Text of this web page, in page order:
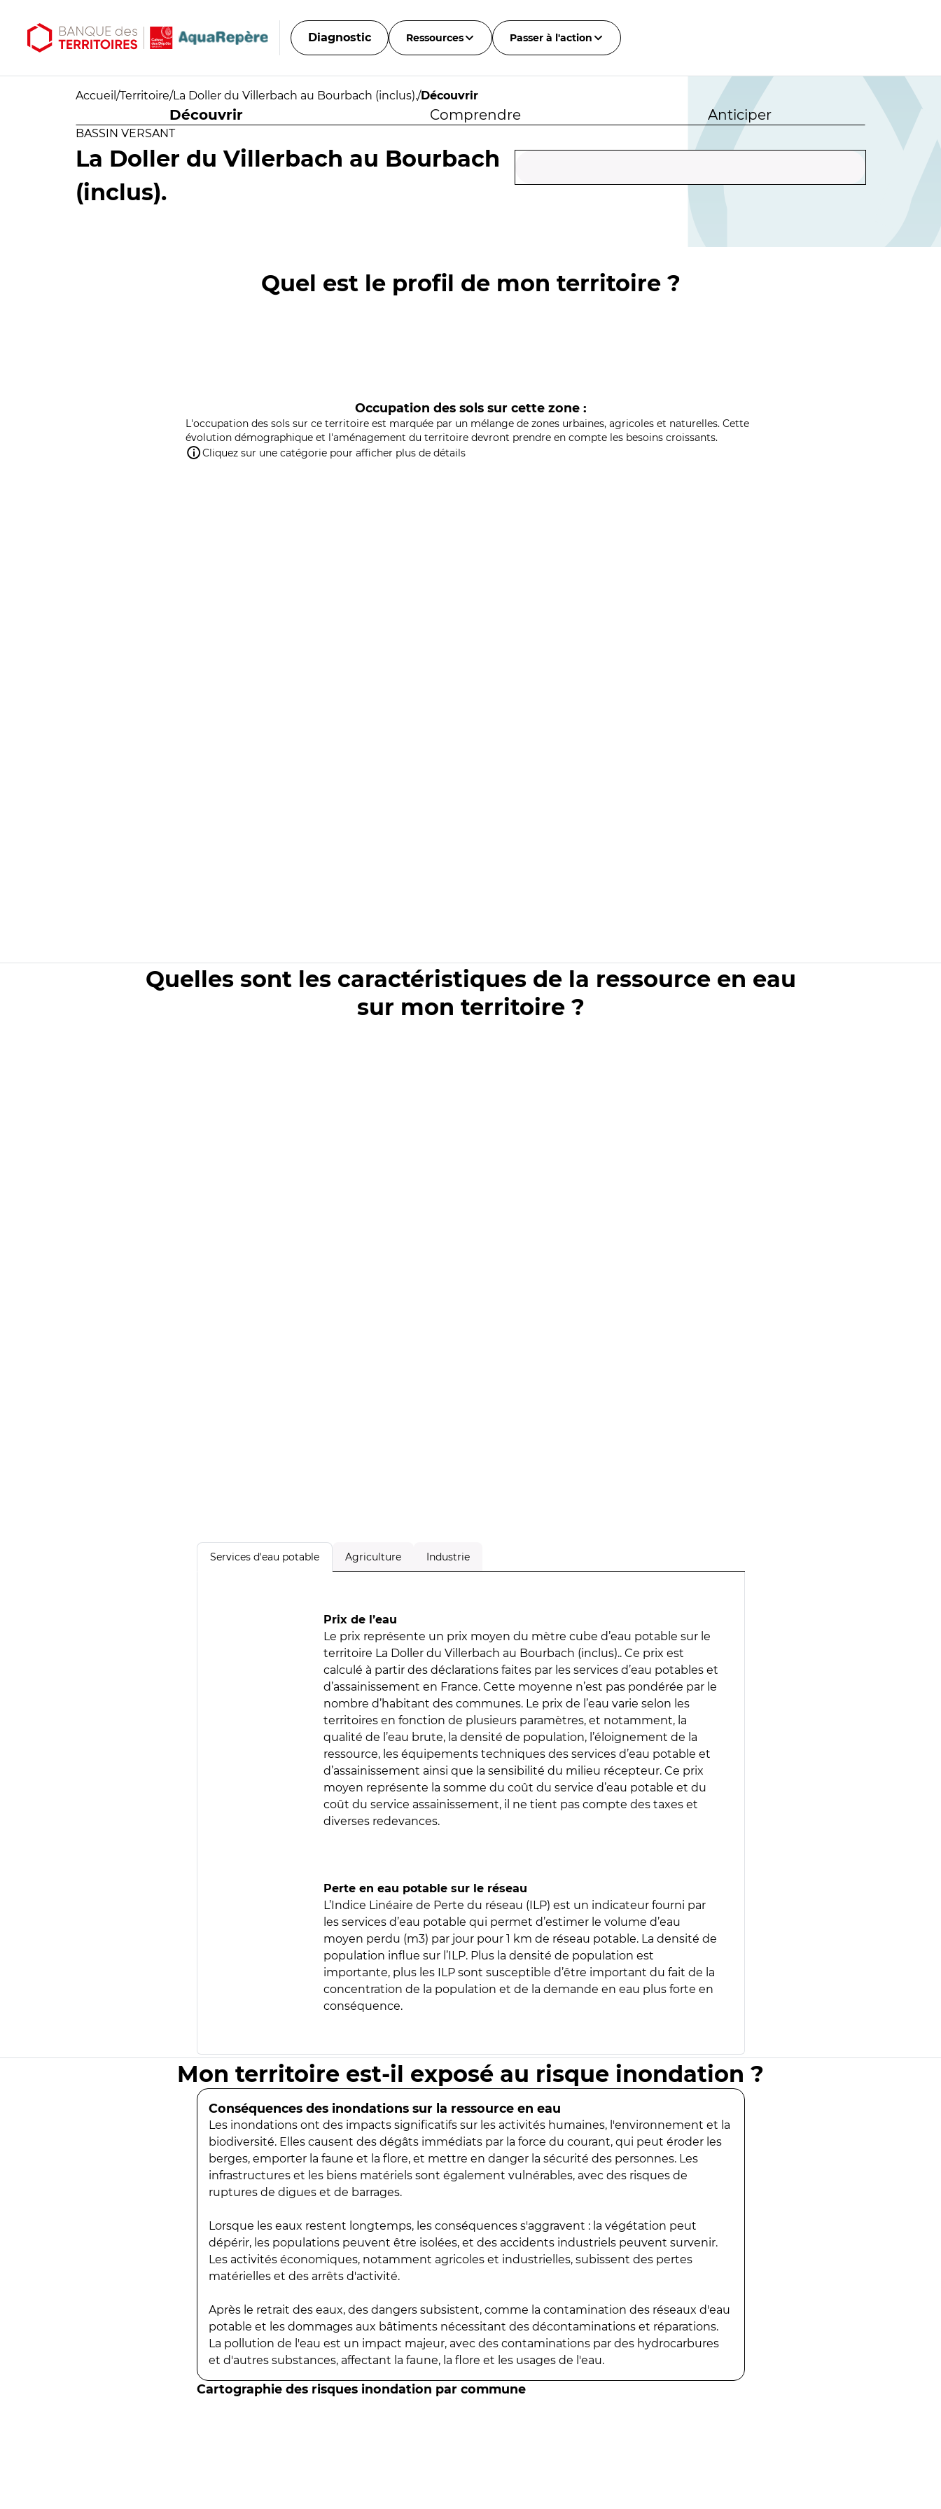
Diagnostic Ressources Passer à l'action
Accueil /Territoire/La Doller du Villerbach au Bourbach (inclus)./Découvrir
Découvrir Comprendre Anticiper
BASSIN VERSANT
La Doller du Villerbach au Bourbach
(inclus).
Quel est le profil de mon territoire ?
Occupation des sols sur cette zone :
L'occupation des sols sur ce territoire est marquée par un mélange de zones urbaines, agricoles et naturelles. Cette
évolution démographique et l'aménagement du territoire devront prendre en compte les besoins croissants.
Cliquez sur une catégorie pour afficher plus de détails
Quelles sont les caractéristiques de la ressource en eau
sur mon territoire ?
Services d'eau potable Agriculture Industrie
Prix de l’eau
Le prix représente un prix moyen du mètre cube d’eau potable sur le
territoire La Doller du Villerbach au Bourbach (inclus).. Ce prix est
calculé à partir des déclarations faites par les services d’eau potables et
d’assainissement en France. Cette moyenne n’est pas pondérée par le
nombre d’habitant des communes. Le prix de l’eau varie selon les
territoires en fonction de plusieurs paramètres, et notamment, la
qualité de l’eau brute, la densité de population, l’éloignement de la
ressource, les équipements techniques des services d’eau potable et
d’assainissement ainsi que la sensibilité du milieu récepteur. Ce prix
moyen représente la somme du coût du service d’eau potable et du
coût du service assainissement, il ne tient pas compte des taxes et
diverses redevances.
Perte en eau potable sur le réseau
L’Indice Linéaire de Perte du réseau (ILP) est un indicateur fourni par
les services d’eau potable qui permet d’estimer le volume d’eau
moyen perdu (m3) par jour pour 1 km de réseau potable. La densité de
population influe sur l’ILP. Plus la densité de population est
importante, plus les ILP sont susceptible d’être important du fait de la
concentration de la population et de la demande en eau plus forte en
conséquence.
Mon territoire est-il exposé au risque inondation ?
Conséquences des inondations sur la ressource en eau
Les inondations ont des impacts significatifs sur les activités humaines, l'environnement et la
biodiversité. Elles causent des dégâts immédiats par la force du courant, qui peut éroder les
berges, emporter la faune et la flore, et mettre en danger la sécurité des personnes. Les
infrastructures et les biens matériels sont également vulnérables, avec des risques de
ruptures de digues et de barrages.
Lorsque les eaux restent longtemps, les conséquences s'aggravent : la végétation peut
dépérir, les populations peuvent être isolées, et des accidents industriels peuvent survenir.
Les activités économiques, notamment agricoles et industrielles, subissent des pertes
matérielles et des arrêts d'activité.
Après le retrait des eaux, des dangers subsistent, comme la contamination des réseaux d'eau
potable et les dommages aux bâtiments nécessitant des décontaminations et réparations.
La pollution de l'eau est un impact majeur, avec des contaminations par des hydrocarbures
et d'autres substances, affectant la faune, la flore et les usages de l'eau.
Cartographie des risques inondation par commune